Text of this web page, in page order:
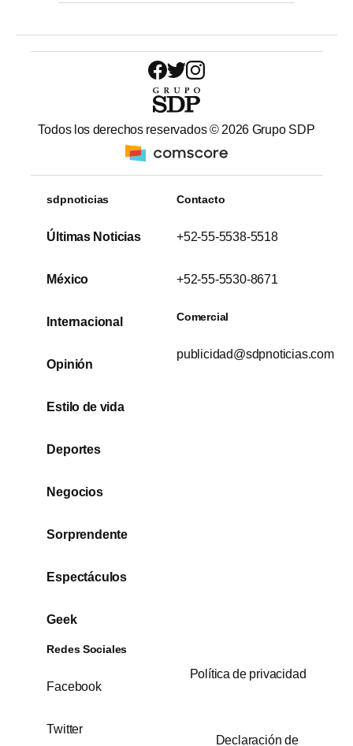
Todos los derechos reservados © 2026 Grupo SDP
sdpnoticias
Últimas Noticias
México
Internacional
Opinión
Estilo de vida
Deportes
Negocios
Sorprendente
Espectáculos
Geek
Contacto
+52-55-5538-5518
+52-55-5530-8671
Comercial
publicidad@sdpnoticias.com
Redes Sociales
Facebook
Twitter
Política de privacidad
Declaración de